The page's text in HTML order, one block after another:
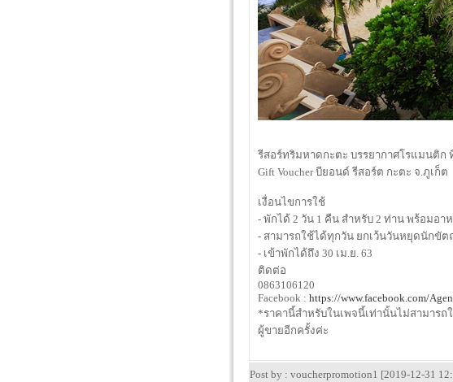
รีสอร์ทริมหาดกะตะ บรรยากาศโรแมนติก
Gift Voucher บียอนด์ รีสอร์ต กะตะ จ.ภูเก็ต
เงื่อนไขการใช้
- พักได้ 2 วัน 1 คืน สำหรับ 2 ท่าน พร้อมอาห
- สามารถใช้ได้ทุกวัน ยกเว้นวันหยุดนักขัตฤ
- เข้าพักได้ถึง 30 เม.ย. 63
ติดต่อ
0863106120
Facebook : https://www.facebook.com/
*ราคานี้สำหรับในเพจนี้เท่านั้นไม่สามารถ
ผู้ขายอีกครั้งค่ะ
Post by : voucherpromotion1 [2019-12-31